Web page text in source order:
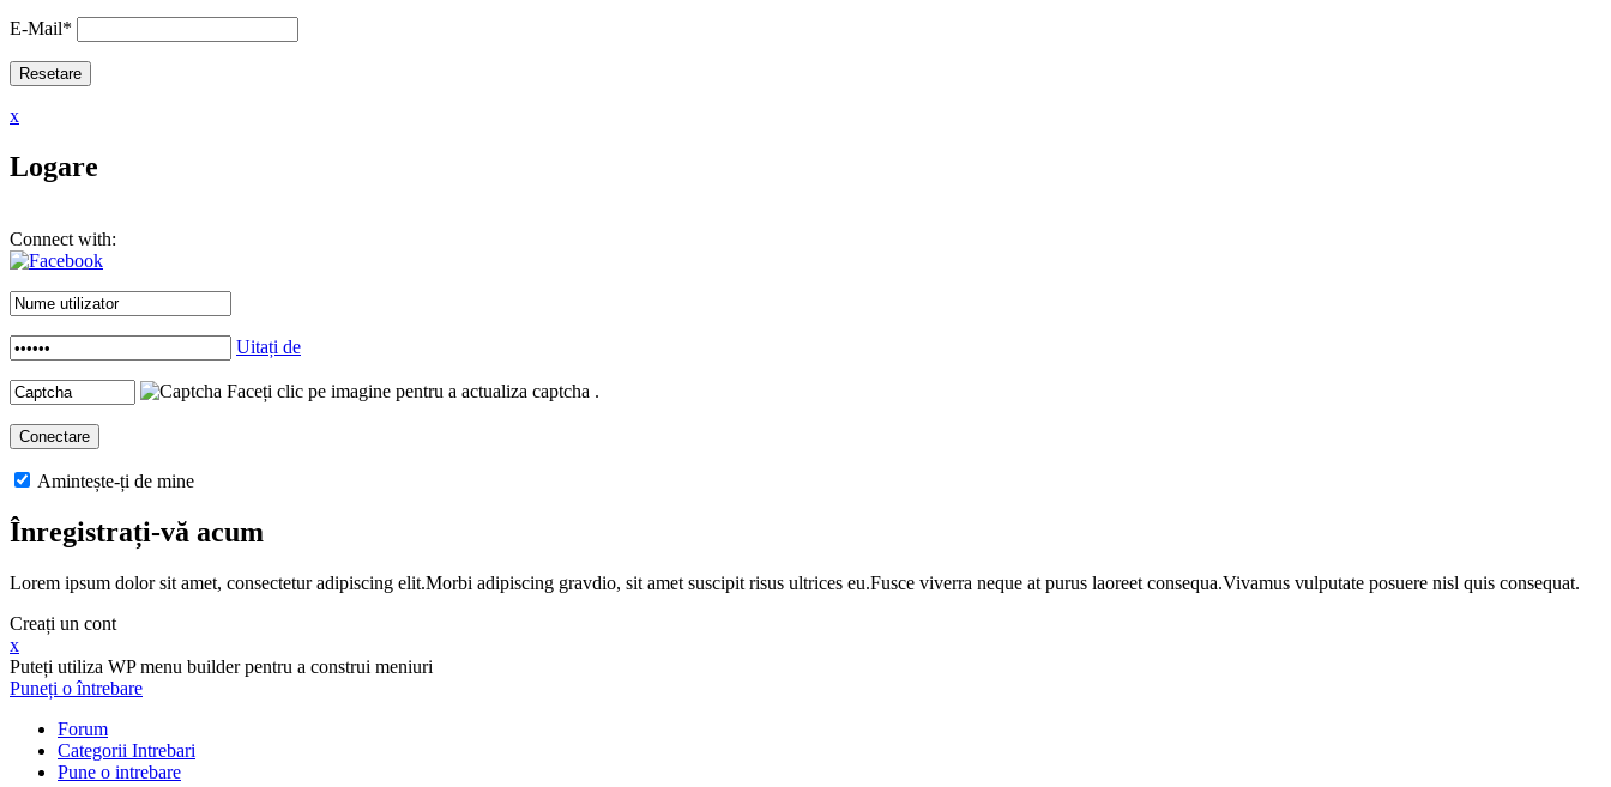
E-Mail*
x
Logare
Connect with:
Uitați de
Faceți clic pe imagine pentru a actualiza captcha .
Amintește-ți de mine
Înregistrați-vă acum
Lorem ipsum dolor sit amet, consectetur adipiscing elit.Morbi adipiscing gravdio, sit amet suscipit risus ultrices eu.Fusce viverra neque at purus laoreet consequa.Vivamus vulputate posuere nisl quis consequat.
Creați un cont
x
Puteți utiliza WP menu builder pentru a construi meniuri
Puneți o întrebare
Forum
Categorii Intrebari
Pune o intrebare